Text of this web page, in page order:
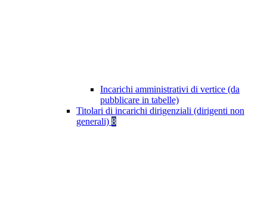
Incarichi amministrativi di vertice (da
pubblicare in tabelle)
Titolari di incarichi dirigenziali (dirigenti non
generali) 8